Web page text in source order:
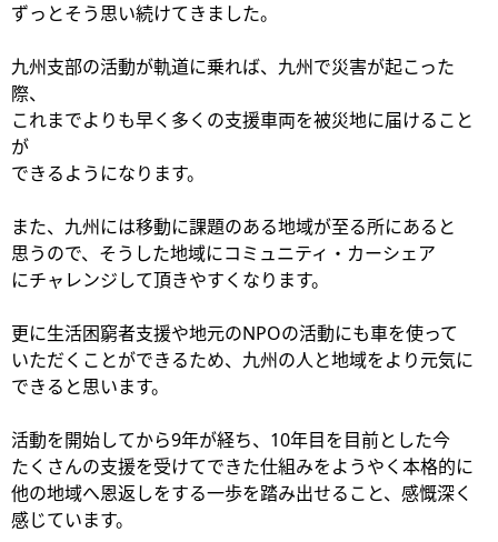
ずっとそう思い続けてきました。
九州支部の活動が軌道に乗れば、九州で災害が起こった
際、
これまでよりも早く多くの支援車両を被災地に届けること
が
できるようになります。
また、九州には移動に課題のある地域が至る所にあると
思うので、そうした地域にコミュニティ・カーシェア
にチャレンジして頂きやすくなります。
更に生活困窮者支援や地元のNPOの活動にも車を使って
いただくことができるため、九州の人と地域をより元気に
できると思います。
活動を開始してから9年が経ち、10年目を目前とした今
たくさんの支援を受けてできた仕組みをようやく本格的に
他の地域へ恩返しをする一歩を踏み出せること、感慨深く
感じています。